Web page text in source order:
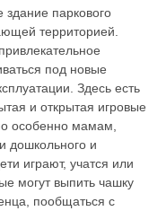
паркового
территорией.
под новые
Здесь есть
и открытая игровые
особенно мамам,
дошкольного и
играют, учатся или
могут выпить чашку
пообщаться с